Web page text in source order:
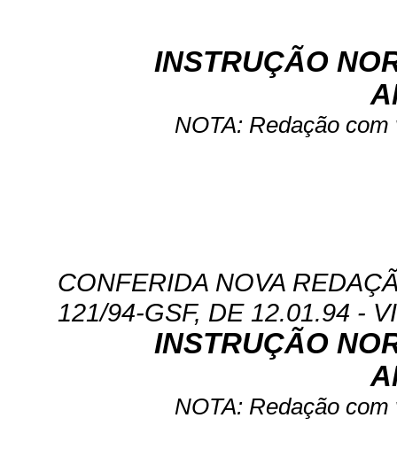
INSTRUÇÃO
NOTA: Redação
CONFERIDA NOVA
121/94-GSF, DE 12.01.94 -
INSTRUÇÃO
NOTA: Redação